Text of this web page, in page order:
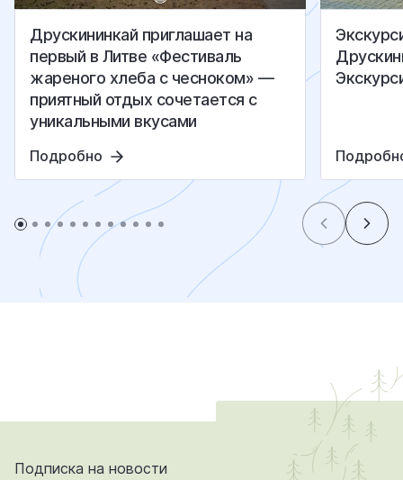
Друскининкай приглашаeт на
первый в Литве «Фестиваль
жареного хлеба с чесноком» —
приятный отдых сочетается с
уникальными вкусами
Подробно
Подписка на новости